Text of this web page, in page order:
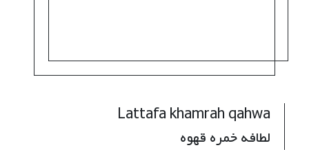
Lattafa khamrah qahwa
لطافه خمره قهوه